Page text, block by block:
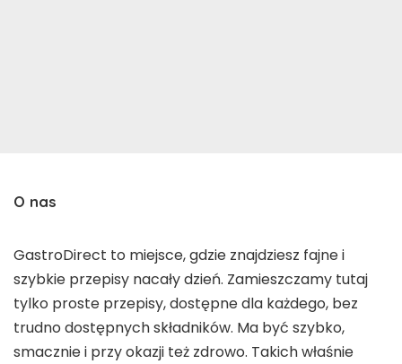
O nas
GastroDirect to miejsce, gdzie znajdziesz fajne i
szybkie przepisy nacały dzień. Zamieszczamy tutaj
tylko proste przepisy, dostępne dla każdego, bez
trudno dostępnych składników. Ma być szybko,
smacznie i przy okazji też zdrowo. Takich właśnie